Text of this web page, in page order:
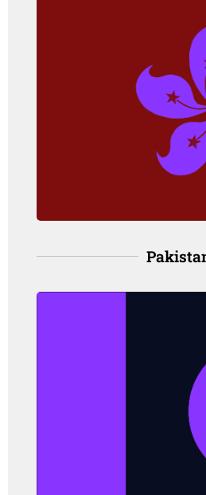
Hong
Angka kejadian:
orang, pada
Angka kematian: 4.3
orang, pada
(Hong Kong Cancer
Angka kejadian:
orang, pada
Angka kematian: 3.0
orang, pada